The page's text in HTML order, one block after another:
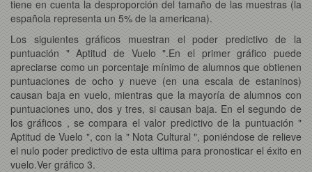
tiene en cuenta la desproporción del tamaño de las muestras (la
española representa un 5% de la americana).
Los siguientes gráficos muestran el poder predictivo de la
puntuación " Aptitud de Vuelo ".En el primer gráfico puede
apreciarse como un porcentaje mínimo de alumnos que obtienen
puntuaciones de ocho y nueve (en una escala de estaninos)
causan baja en vuelo, mientras que la mayoría de alumnos con
puntuaciones uno, dos y tres, si causan baja. En el segundo de
los gráficos , se compara el valor predictivo de la puntuación "
Aptitud de Vuelo ", con la " Nota Cultural ", poniéndose de relieve
el nulo poder predictivo de esta ultima para pronosticar el éxito en
vuelo.Ver gráfico 3.